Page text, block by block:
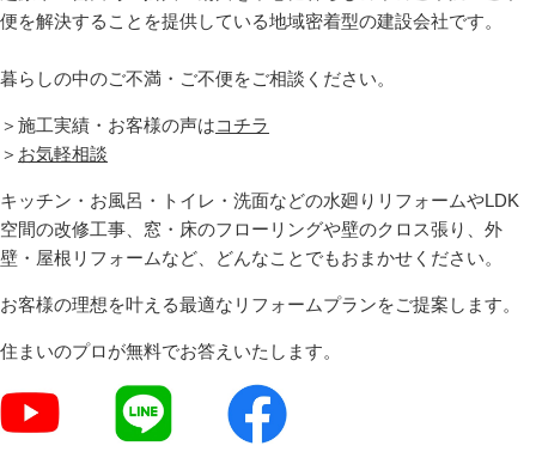
便を解決することを提供している地域密着型の建設会社です。
暮らしの中のご不満・ご不便をご相談ください。
＞施工実績・お客様の声はコチラ
＞ お気軽相談
キッチン・お風呂・トイレ・洗面などの水廻りリフォームやLDK
空間の改修工事、窓・床のフローリングや壁のクロス張り、外
壁・屋根リフォームなど、どんなことでもおまかせください。
お客様の理想を叶える最適なリフォームプランをご提案します。
住まいのプロが無料でお答えいたします。